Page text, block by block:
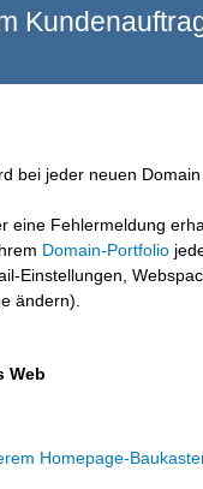
bei jeder neuen
eine Fehlermeldung
Domain-Portfolio
Einstellungen,
ändern).
Web
Homepage-